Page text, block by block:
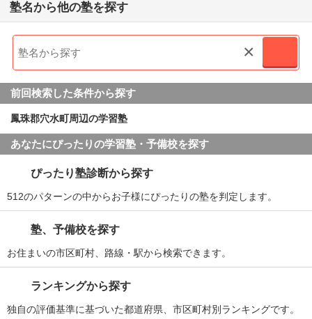
塾名から他の塾を探す
×
前回検索した条件から探す
鳳珠郡穴水町周辺の学習塾
あなたにぴったりの学習塾・予備校を探す
ぴったり塾診断から探す
512のパターンの中からお子様にぴったりの塾を判定します。
塾、予備校を探す
お住まいの市区町村、路線・駅から検索できます。
ランキングから探す
独自の評価基準に基づいた都道府県、市区町村別ランキングです。